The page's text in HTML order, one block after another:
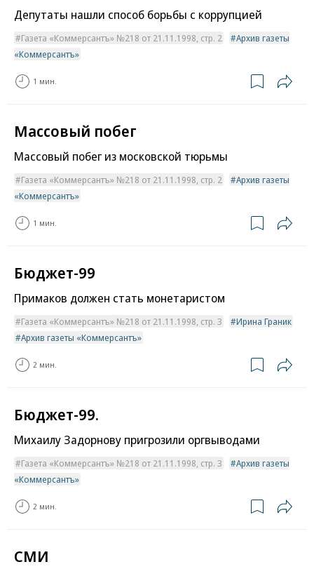
Депутаты нашли способ борьбы с коррупцией
Газета «Коммерсантъ» №218 от 21.11.1998, стр. 2
Архив газеты
«Коммерсантъ»
1 мин.
Массовый побег
Массовый побег из московской тюрьмы
Газета «Коммерсантъ» №218 от 21.11.1998, стр. 2
Архив газеты
«Коммерсантъ»
1 мин.
Бюджет-99
Примаков должен стать монетаристом
Газета «Коммерсантъ» №218 от 21.11.1998, стр. 3
Ирина Граник
Архив газеты «Коммерсантъ»
2 мин.
Бюджет-99.
Михаилу Задорнову пригрозили оргвыводами
Газета «Коммерсантъ» №218 от 21.11.1998, стр. 3
Архив газеты
«Коммерсантъ»
2 мин.
СМИ